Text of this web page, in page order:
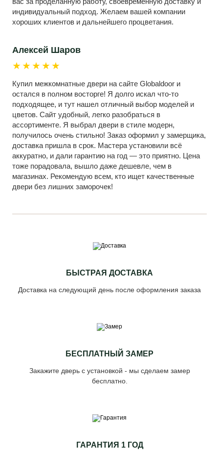
индивидуальный подход. Желаем вашей компании
хороших клиентов и дальнейшего процветания.
Алексей Шаров
★★★★★
Купил межкомнатные двери на сайте Globaldoor и
остался в полном восторге! Я долго искал что-то
подходящее, и тут нашел отличный выбор моделей и
цветов. Сайт удобный, легко разобраться в
ассортименте. Я выбрал двери в стиле модерн,
получилось очень стильно! Заказ оформил у замерщика,
доставка пришла в срок. Мастера установили всё
аккуратно, и дали гарантию на год — это приятно. Цена
тоже порадовала, вышло даже дешевле, чем в
магазинах. Рекомендую всем, кто ищет качественные
двери без лишних заморочек!
БЫСТРАЯ ДОСТАВКА
Доставка на следующий день после оформления заказа
БЕСПЛАТНЫЙ ЗАМЕР
Закажите дверь с установкой - мы сделаем замер
бесплатно.
ГАРАНТИЯ 1 ГОД